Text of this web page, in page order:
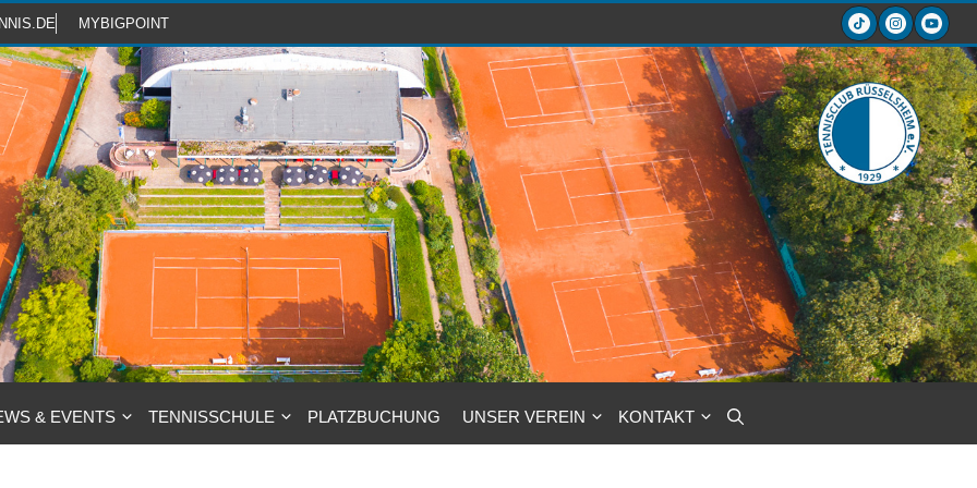
MYBIGPOINT
& EVENTS TENNISSCHULE PLATZBUCHUNG UNSER VEREIN KONTAKT